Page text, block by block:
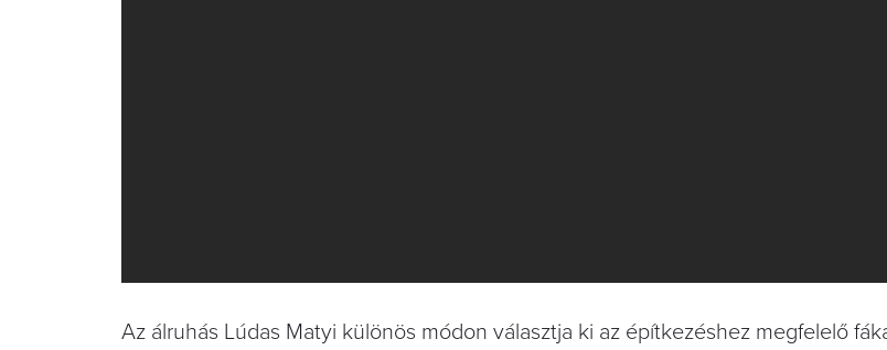
Az álruhás Lúdas Matyi különös módon választja ki az építkezéshez megfelelő